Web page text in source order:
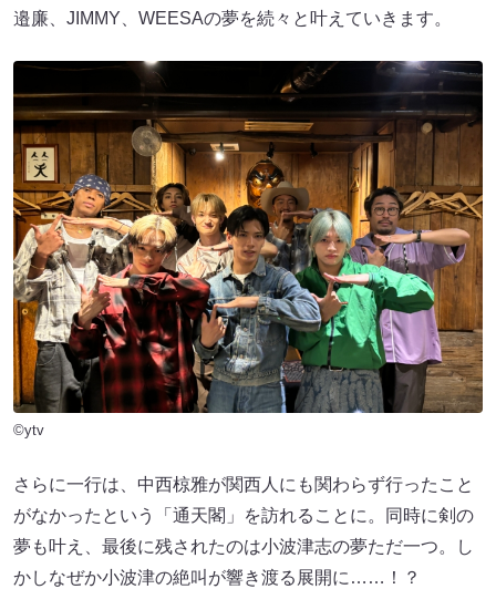
邉廉、JIMMY、WEESAの夢を続々と叶えていきます。
©ytv
さらに一行は、中西椋雅が関西人にも関わらず行ったこと
がなかったという「通天閣」を訪れることに。同時に剣の
夢も叶え、最後に残されたのは小波津志の夢ただ一つ。し
かしなぜか小波津の絶叫が響き渡る展開に……！？